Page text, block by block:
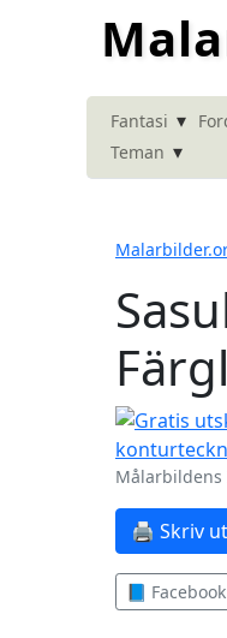
Fantasi ▾
Teman ▾
Målarbildens
🖨️ Skriv
📘 Facebook